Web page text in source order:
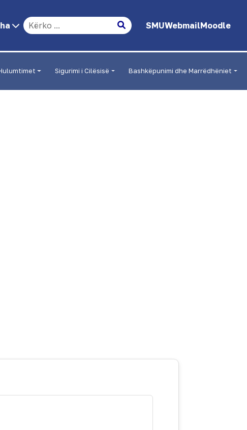
SMUWebmailMoodle
Sigurimi i Cilësisë Bashkëpunimi dhe Marrëdhëniet